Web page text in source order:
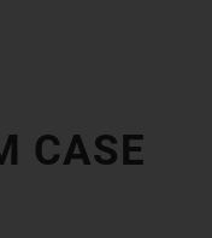
CASE